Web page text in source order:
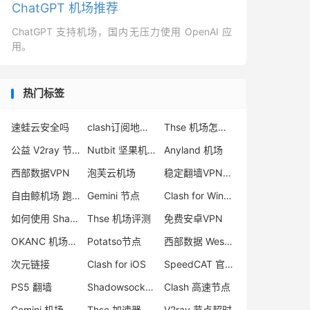
ChatGPT 机场推荐
ChatGPT 支持机场，国内无压力使用 OpenAI 应
用。
热门标签
速蛙云安全吗 clash订阅地址自助获取
Thse 机场怎么样
公益 V2ray 节点
Nutbit 坚果机场评测
Anyland 机场
西部数据VPN
泡芙云机场
稳定翻墙VPN推荐
自由鲸机场 跑路
Gemini 节点
Clash for Windows 删库
如何使用 Shadowsocks 订阅
Thse 机场评测
免费安卓VPN
OKANC 机场怎么样
Potatso节点
西部数据 WestData
次元链接
Clash for iOS
SpeedCAT 官网
PS5 翻墙
Shadowsocks V2ray 区别
Clash 高速节点